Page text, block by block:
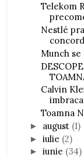
Telekom
Nestlé
Munch
Calvin
Toamna
► august (1)
►iulie (2)
►iunie (34)